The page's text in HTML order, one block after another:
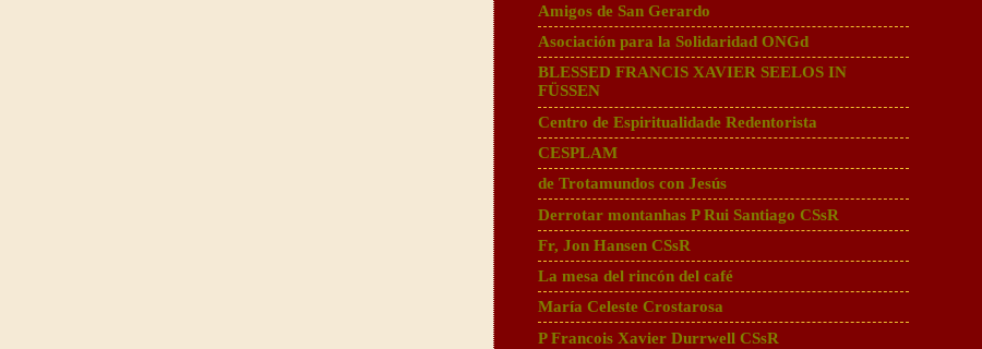
Amigos de San Gerardo
Asociación para la Solidaridad ONGd
BLESSED FRANCIS XAVIER SEELOS IN
FÜSSEN
Centro de Espiritualidade Redentorista
CESPLAM
de Trotamundos con Jesús
Derrotar montanhas P Rui Santiago CSsR
Fr, Jon Hansen CSsR
La mesa del rincón del café
María Celeste Crostarosa
P Francois Xavier Durrwell CSsR